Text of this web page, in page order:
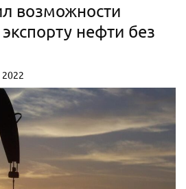
возможности
нефти без
2022